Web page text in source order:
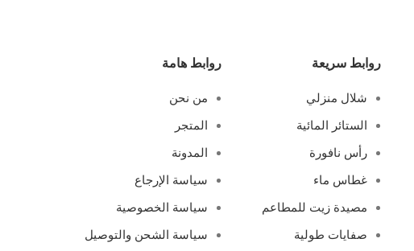
روابط سريعة
شلال منزلي
الستائر المائية
رأس نافورة
غطاس ماء
مصيدة زيت للمطاعم
صفايات طولية
روابط هامة
من نحن
المتجر
المدونة
سياسة الإرجاع
سياسة الخصوصية
سياسة الشحن والتوصيل